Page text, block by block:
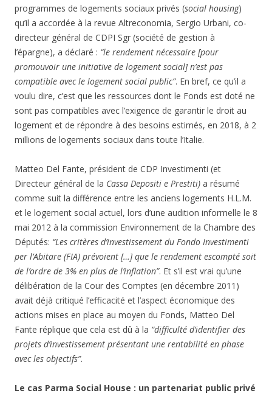
programmes de logements sociaux privés (social housing)
qu’il a accordée à la revue Altreconomia, Sergio Urbani, co-
directeur général de CDPI Sgr (société de gestion à
l’épargne), a déclaré : “le rendement nécessaire [pour
promouvoir une initiative de logement social] n’est pas
compatible avec le logement social public”. En bref, ce qu’il a
voulu dire, c’est que les ressources dont le Fonds est doté ne
sont pas compatibles avec l’exigence de garantir le droit au
logement et de répondre à des besoins estimés, en 2018, à 2
millions de logements sociaux dans toute l’Italie.
Matteo Del Fante, président de CDP Investimenti (et
Directeur général de la Cassa Depositi e Prestiti) a résumé
comme suit la différence entre les anciens logements H.L.M.
et le logement social actuel, lors d’une audition informelle le 8
mai 2012 à la commission Environnement de la Chambre des
Députés: “Les critères d’investissement du Fondo Investimenti
per l’Abitare (FIA) prévoient […] que le rendement escompté soit
de l’ordre de 3% en plus de l’inflation”. Et s’il est vrai qu’une
délibération de la Cour des Comptes (en décembre 2011)
avait déjà critiqué l’efficacité et l’aspect économique des
actions mises en place au moyen du Fonds, Matteo Del
Fante réplique que cela est dû à la “difficulté d’identifier des
projets d’investissement présentant une rentabilité en phase
avec les objectifs”.
Le cas Parma Social House : un partenariat public privé